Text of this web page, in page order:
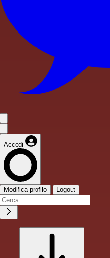
Accedi
Modifica profilo Logout